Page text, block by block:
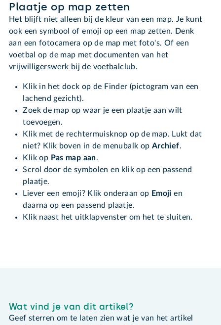
Plaatje op map zetten
Het blijft niet alleen bij de kleur van een map. Je kunt
ook een symbool of emoji op een map zetten. Denk
aan een fotocamera op de map met foto's. Of een
voetbal op de map met documenten van het
vrijwilligerswerk bij de voetbalclub.
Klik in het dock op de Finder (pictogram van een
lachend gezicht).
Zoek de map op waar je een plaatje aan wilt
toevoegen.
Klik met de rechtermuisknop op de map. Lukt dat
niet? Klik boven in de menubalk op Archief.
Klik op Pas map aan.
Scrol door de symbolen en klik op een passend
plaatje.
Liever een emoji? Klik onderaan op Emoji en
daarna op een passend plaatje.
Klik naast het uitklapvenster om het te sluiten.
Wat vind je van dit artikel?
Geef sterren om te laten zien wat je van het artikel